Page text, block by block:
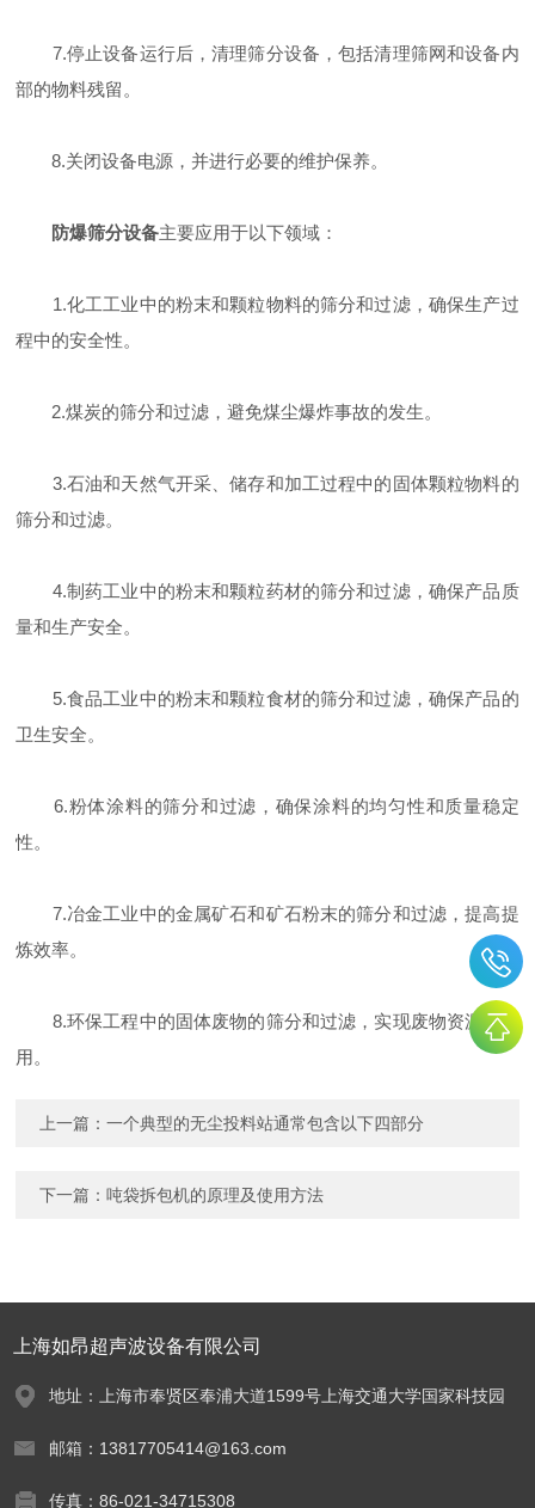
7.停止设备运行后，清理筛分设备，包括清理筛网和设备内
部的物料残留。
8.关闭设备电源，并进行必要的维护保养。
防爆筛分设备主要应用于以下领域：
1.化工工业中的粉末和颗粒物料的筛分和过滤，确保生产过
程中的安全性。
2.煤炭的筛分和过滤，避免煤尘爆炸事故的发生。
3.石油和天然气开采、储存和加工过程中的固体颗粒物料的
筛分和过滤。
4.制药工业中的粉末和颗粒药材的筛分和过滤，确保产品质
量和生产安全。
5.食品工业中的粉末和颗粒食材的筛分和过滤，确保产品的
卫生安全。
6.粉体涂料的筛分和过滤，确保涂料的均匀性和质量稳定
性。
7.冶金工业中的金属矿石和矿石粉末的筛分和过滤，提高提
炼效率。
8.环保工程中的固体废物的筛分和过滤，实现废物资源化利
用。
上一篇：一个典型的无尘投料站通常包含以下四部分
下一篇：吨袋拆包机的原理及使用方法
上海如昂超声波设备有限公司
地址：上海市奉贤区奉浦大道1599号上海交通大学国家科技园
邮箱：13817705414@163.com
传真：86-021-34715308